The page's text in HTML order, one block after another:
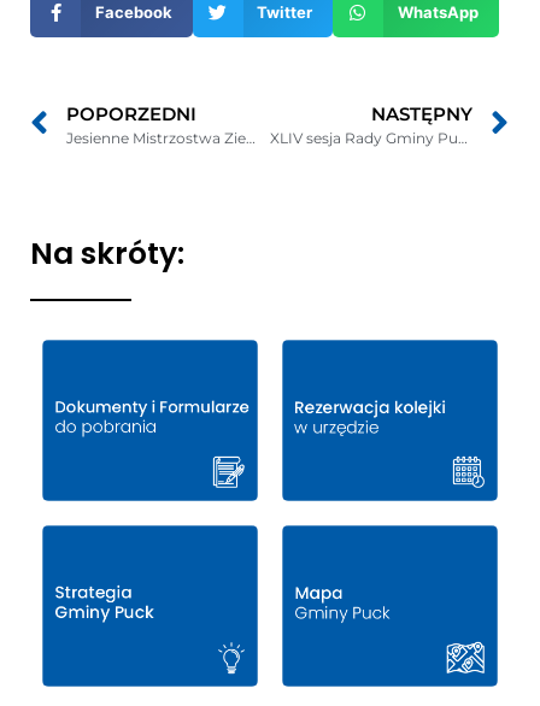
oknie
Facebook Twitter WhatsApp
POPORZEDNI
Jesienne Mistrzostwa Ziemi Puckiej w Biegach Przełajowych
NASTĘPNY
XLIV sesja Rady Gminy Puck 11.10.2017
Na skróty: